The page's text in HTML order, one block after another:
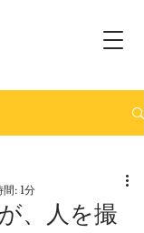
、人を撮
: 1分